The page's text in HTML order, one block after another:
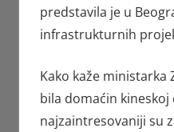
predstavila je u
infrastrukturnih
Kako kaže ministarka
bila domaćin kineskoj
najzaintresovaniji su